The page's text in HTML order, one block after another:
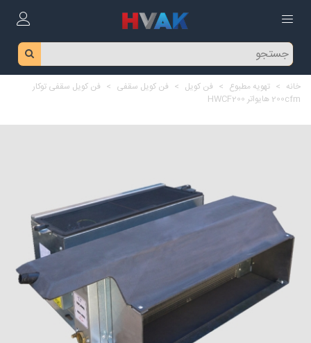
خانه > تهویه مطبوع > فن کویل > فن کویل سقفی > فن کویل سقفی توکار
200cfm هایواتر HWCF200